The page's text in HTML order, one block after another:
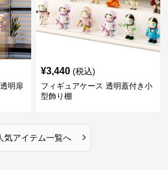
明扉
¥3,440 (税込)
フィギュアケース 透明蓋付き小
型飾り棚
気アイテム一覧へ ›